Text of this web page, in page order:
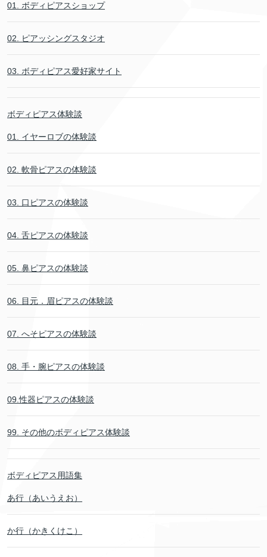
01. ボディピアスショップ
02. ピアッシングスタジオ
03. ボディピアス愛好家サイト
ボディピアス体験談
01. イヤーロブの体験談
02. 軟骨ピアスの体験談
03. 口ピアスの体験談
04. 舌ピアスの体験談
05. 鼻ピアスの体験談
06. 目元．眉ピアスの体験談
07. へそピアスの体験談
08. 手・腕ピアスの体験談
09.性器ピアスの体験談
99. その他のボディピアス体験談
ボディピアス用語集
あ行（あいうえお）
か行（かきくけこ）